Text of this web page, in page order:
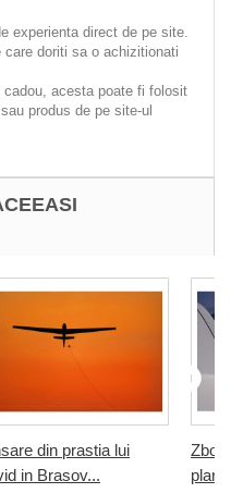
experienta direct de pe site.
doriti sa o achizitionati
acesta poate fi folosit
produs de pe site-ul
din prastia lui
in Brasov...
Zbor